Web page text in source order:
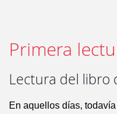
Primera
Lectura del libro
En aquellos días,